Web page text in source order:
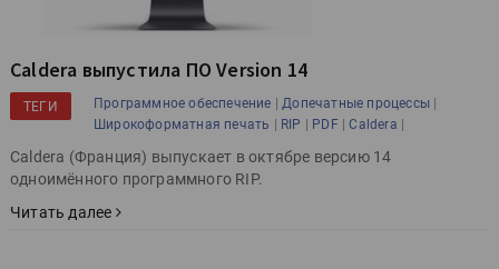
Caldera выпустила ПО Version 14
ТЕГИ Программное обеспечение | Допечатные процессы |
Широкоформатная печать | RIP | PDF|Caldera |
Caldera (Франция) выпускает в октябре версию 14
одноимённого программного RIP.
Читать далее